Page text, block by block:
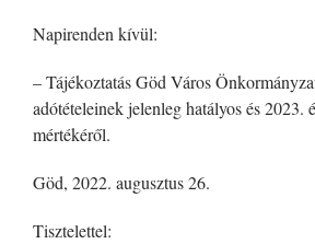
Napirenden kívül:
– Tájékoztatás Göd Város
adótételeinek jelenleg hatályos és 2023.
mértékéről.
Göd, 2022. augusztus 26.
Tisztelettel: